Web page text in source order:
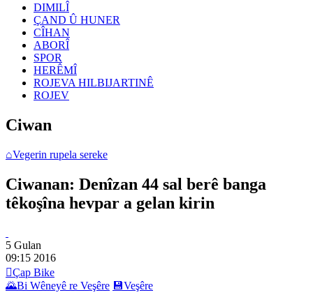
DIMILÎ
ÇAND Û HUNER
CÎHAN
ABORÎ
SPOR
HERÊMÎ
ROJEVA HILBIJARTINÊ
ROJEV
Ciwan
⌂Vegerin rupela sereke
Ciwanan: Denîzan 44 sal berê banga
têkoşîna hevpar a gelan kirin
5 Gulan
09:15 2016
Çap Bike
🌄Bi Wêneyê re Veşêre 💾Veşêre